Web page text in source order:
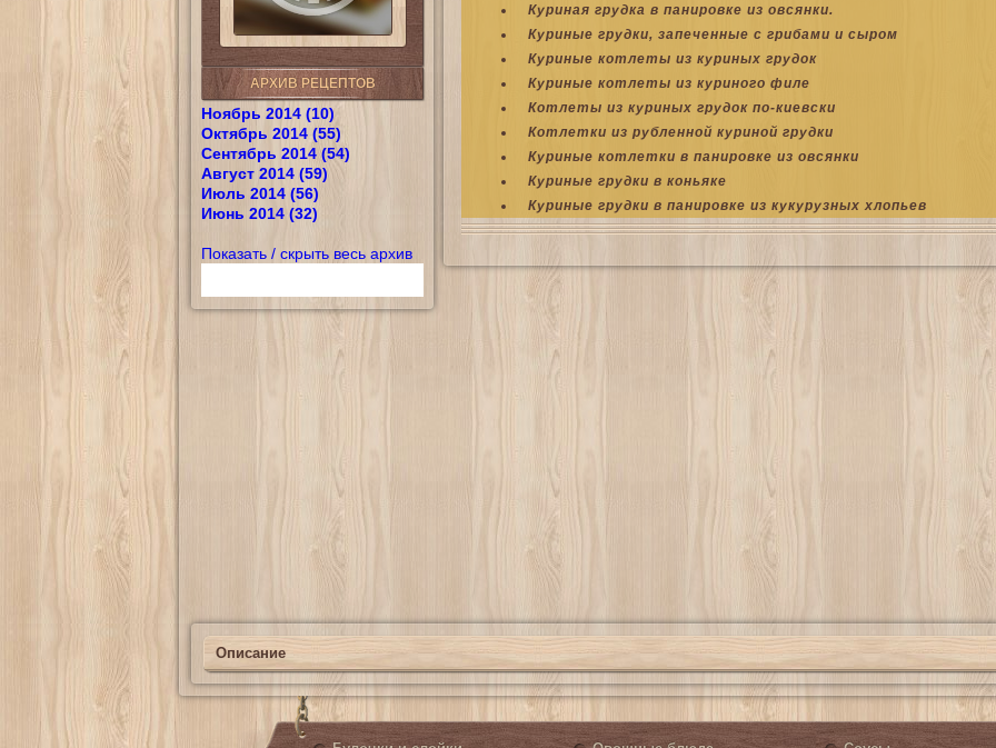
АРХИВ РЕЦЕПТОВ
Ноябрь 2014 (10)
Октябрь 2014 (55)
Сентябрь 2014 (54)
Август 2014 (59)
Июль 2014 (56)
Июнь 2014 (32)
Показать / скрыть весь архив
Куриная грудка в панировке из овсянки.
Куриные грудки, запеченные с грибами и сыром
Куриные котлеты из куриных грудок
Куриные котлеты из куриного филе
Котлеты из куриных грудок по-киевски
Котлетки из рубленной куриной грудки
Куриные котлетки в панировке из овсянки
Куриные грудки в коньяке
Куриные грудки в панировке из кукурузных хлопьев
Описание